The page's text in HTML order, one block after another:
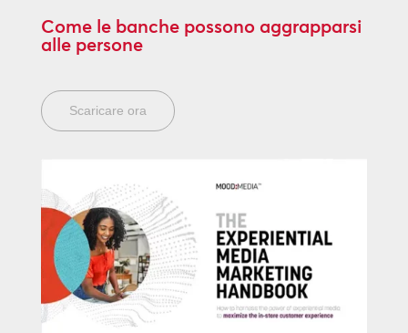
Come le banche possono aggrapparsi
alle persone
Scaricare ora